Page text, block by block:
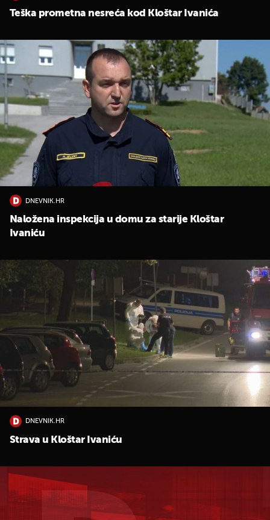
Teška prometna nesreća kod Kloštar Ivanića
DNEVNIK.HR
Naložena inspekcija u domu za starije Kloštar
Ivaniću
DNEVNIK.HR
Strava u Kloštar Ivaniću
UKLJUČITE NOTIFIKACIJE